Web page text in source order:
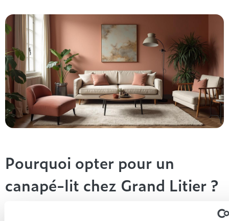
Pourquoi opter pour un
canapé-lit chez Grand Litier ?